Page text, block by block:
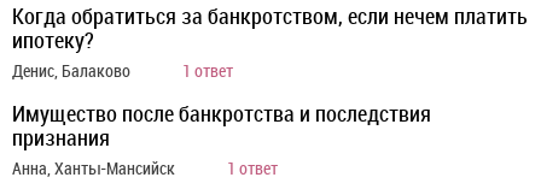
Когда обратиться за банкротством, если нечем платить
ипотеку?
Денис, Балаково 1 ответ
Имущество после банкротства и последствия
признания
Анна, Ханты-Мансийск 1 ответ